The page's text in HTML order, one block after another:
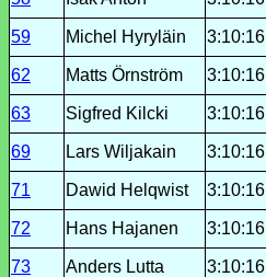
59 Michel Hyryläin 3:10:16
62 Matts Örnström 3:10:16
63 Sigfred Kilcki 3:10:16
69 Lars Wiljakain 3:10:16
71 Dawid Helqwist 3:10:16
72 Hans Hajanen 3:10:16
73 Anders Lutta 3:10:16